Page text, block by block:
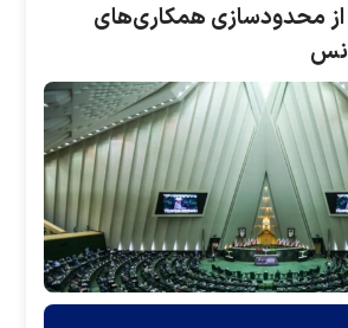
محدودسازی همکاری‌های